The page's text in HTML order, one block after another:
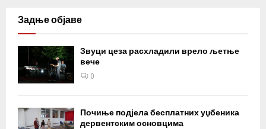
Задње објаве
Звуци цеза расхладили врело љетње
вече
0
Почиње подјела бесплатних уџбеника
дервентским основцима